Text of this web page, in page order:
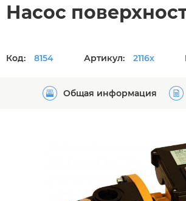
Насос
Код: 8154 Артикул: 2116х
Общая информация